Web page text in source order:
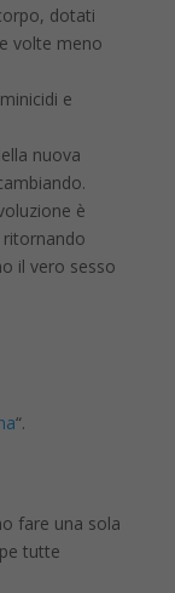
dotati
volte meno
e
nuova
è
il vero sesso
“.
fare una sola
tutte